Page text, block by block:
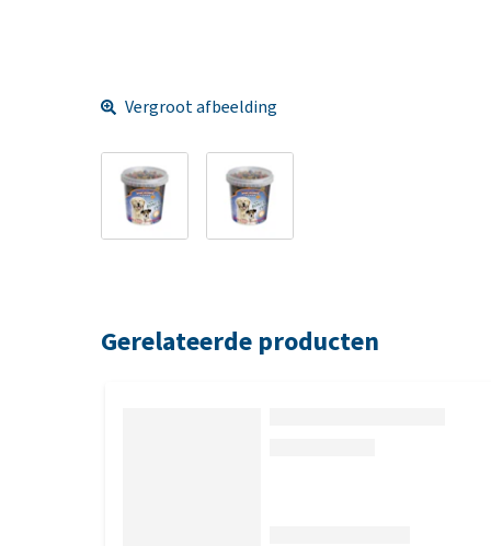
Vergroot afbeelding
Gerelateerde producten